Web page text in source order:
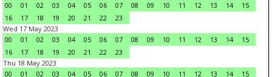
00
01 02 03 04 05 06 07 08 09 10 11 12 13 14
15
16
17 18 19 20 21 22
23
Wed 17 May 2023
00
01 02 03 04 05 06 07 08 09 10 11 12 13 14
15
16
17 18 19 20 21 22
23
Thu 18 May 2023
00
01 02 03 04 05 06 07 08 09 10 11 12 13 14 15